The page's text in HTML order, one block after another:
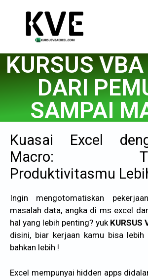
KURSUS
DARI
SAMPAI
Kuasai Excel
Macro:
Produktivitasmu
Ingin mengotomatiskan
masalah data, angka di ms excel
hal yang lebih penting? yuk KURSUS
disini, biar kerjaan kamu bisa
bahkan lebih !
Excel mempunyai hidden apps